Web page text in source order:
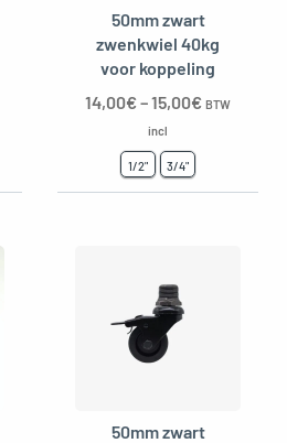
50mm zwart
zwenkwiel 40kg
voor koppeling
14,00€–15,00€ BTW
incl
1/2" 3/4"
50mm zwart